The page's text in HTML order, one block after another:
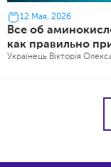
12 Мая, 2026
Все об
как правильно
Українець Вікторія